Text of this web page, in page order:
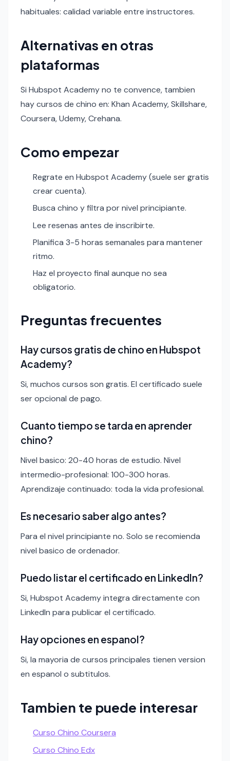
habituales: calidad variable entre instructores.
Alternativas en otras
plataformas
Si Hubspot Academy no te convence, tambien
hay cursos de chino en: Khan Academy, Skillshare,
Coursera, Udemy, Crehana.
Como empezar
Regrate en Hubspot Academy (suele ser gratis
crear cuenta).
Busca chino y filtra por nivel principiante.
Lee resenas antes de inscribirte.
Planifica 3-5 horas semanales para mantener
ritmo.
Haz el proyecto final aunque no sea
obligatorio.
Preguntas frecuentes
Hay cursos gratis de chino en Hubspot
Academy?
Si, muchos cursos son gratis. El certificado suele
ser opcional de pago.
Cuanto tiempo se tarda en aprender
chino?
Nivel basico: 20-40 horas de estudio. Nivel
intermedio-profesional: 100-300 horas.
Aprendizaje continuado: toda la vida profesional.
Es necesario saber algo antes?
Para el nivel principiante no. Solo se recomienda
nivel basico de ordenador.
Puedo listar el certificado en LinkedIn?
Si, Hubspot Academy integra directamente con
LinkedIn para publicar el certificado.
Hay opciones en espanol?
Si, la mayoria de cursos principales tienen version
en espanol o subtitulos.
Tambien te puede interesar
Curso Chino Coursera
Curso Chino Edx